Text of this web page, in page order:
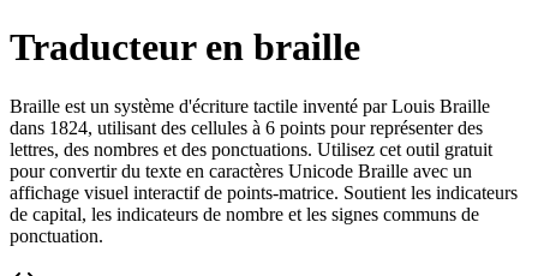
Traducteur en braille
Braille est un système d'écriture tactile inventé par Louis Braille
dans 1824, utilisant des cellules à 6 points pour représenter des
lettres, des nombres et des ponctuations. Utilisez cet outil gratuit
pour convertir du texte en caractères Unicode Braille avec un
affichage visuel interactif de points-matrice. Soutient les indicateurs
de capital, les indicateurs de nombre et les signes communs de
ponctuation.